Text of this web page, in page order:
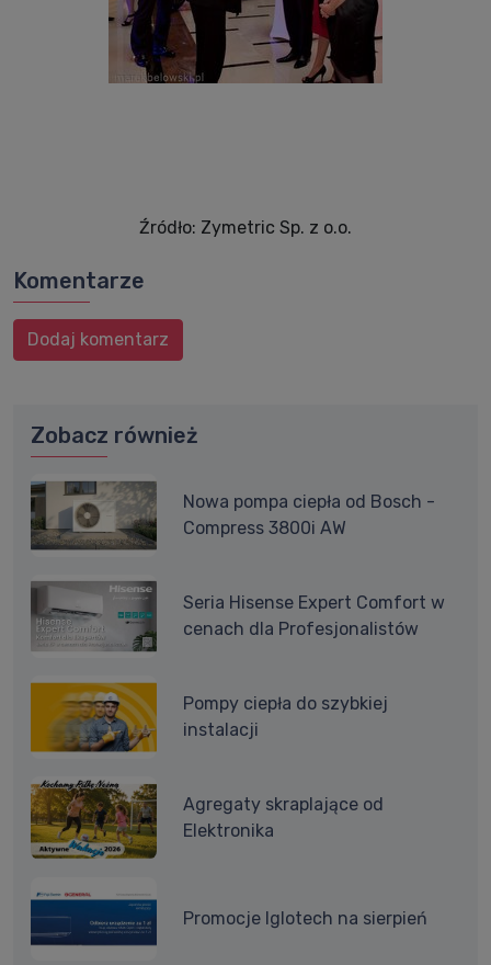
Źródło: Zymetric Sp. z o.o.
Komentarze
Dodaj komentarz
Zobacz również
Nowa pompa ciepła od Bosch -
Compress 3800i AW
Seria Hisense Expert Comfort w
cenach dla Profesjonalistów
Pompy ciepła do szybkiej
instalacji
Agregaty skraplające od
Elektronika
Promocje Iglotech na sierpień